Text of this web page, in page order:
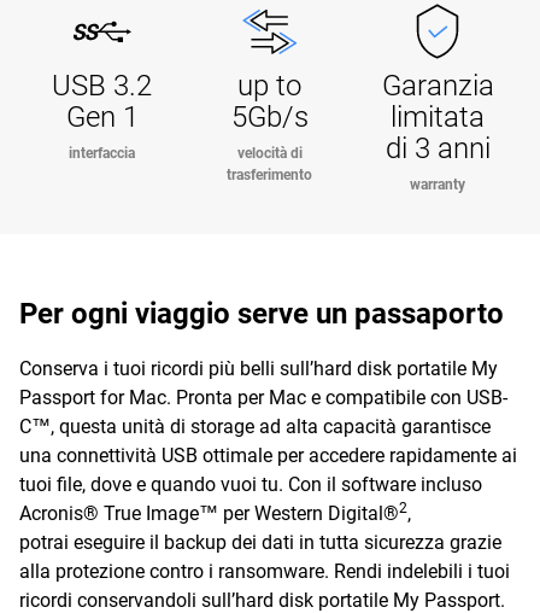
USB 3.2
Gen 1
interfaccia
up to
5Gb/s
velocità di
trasferimento
Garanzia
limitata
di 3 anni
warranty
Per ogni viaggio serve un passaporto
Conserva i tuoi ricordi più belli sull’hard disk portatile My
Passport for Mac. Pronta per Mac e compatibile con USB-
C™, questa unità di storage ad alta capacità garantisce
una connettività USB ottimale per accedere rapidamente ai
tuoi file, dove e quando vuoi tu. Con il software incluso
Acronis® True Image™ per Western Digital®2,
potrai eseguire il backup dei dati in tutta sicurezza grazie
alla protezione contro i ransomware. Rendi indelebili i tuoi
ricordi conservandoli sull’hard disk portatile My Passport.